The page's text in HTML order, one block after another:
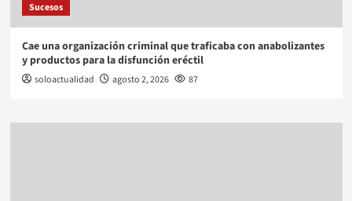
Sucesos
Cae una organización criminal que traficaba con anabolizantes
y productos para la disfunción eréctil
soloactualidad agosto 2, 2026 87